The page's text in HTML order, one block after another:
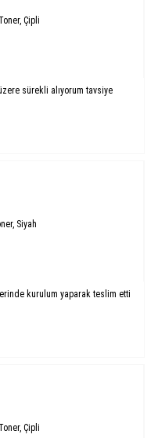
Çipli
sürekli alıyorum tavsiye
Siyah
kurulum yaparak teslim etti
Çipli